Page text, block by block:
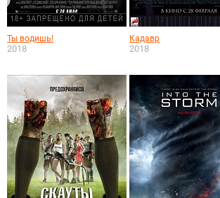
Ты водишь!
2018
Кадавр
2018